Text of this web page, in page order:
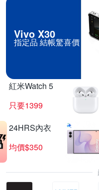
Vivo X30
指定品 結帳驚喜價
紅米Watch 5
只要1399
24HRS內衣
均價$350